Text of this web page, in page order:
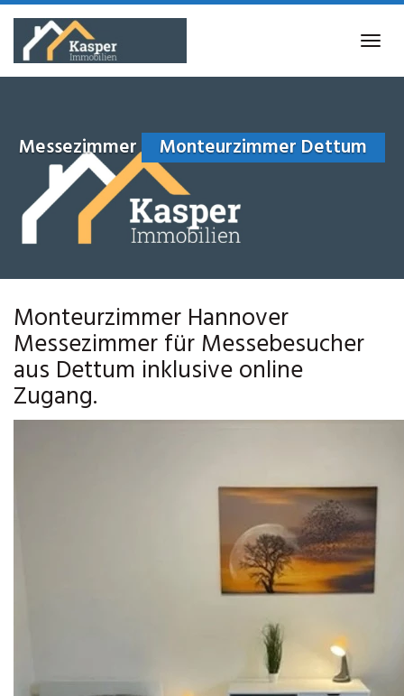
Skip
main
Messezimmer Monteurzimmer Dettum
Monteurzimmer Hannover
Messezimmer für Messebesucher
aus Dettum inklusive online
Zugang.